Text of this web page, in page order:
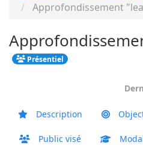
Approfondissement
Présentiel
Description
Public visé